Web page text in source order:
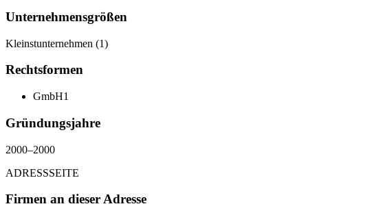
Unternehmensgrößen
Kleinstunternehmen (1)
Rechtsformen
GmbH1
Gründungsjahre
2000–2000
ADRESSSEITE
Firmen an dieser Adresse